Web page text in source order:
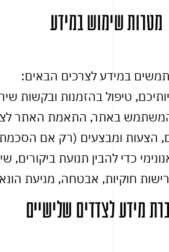
מטרות שימוש במידע
במידע לצרכים הבאים:
טיפול בהזמנות ובקשות
המשתמש באתר, התאמת האתר
הצעות ומבצעים (רק אם
כדי להבין תנועת ביקורים,
חוקיות, אבטחה, מניעת
מידע לצדדים שלישיים